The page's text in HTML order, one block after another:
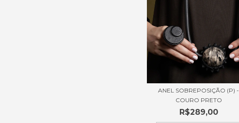
ANEL SOBREPOSIÇÃO (P) -
COURO PRETO
R$289,00